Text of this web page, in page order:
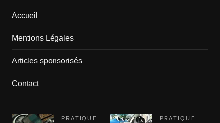
Accueil
Mentions Légales
Articles sponsorisés
Contact
PRATIQUE PRATIQUE